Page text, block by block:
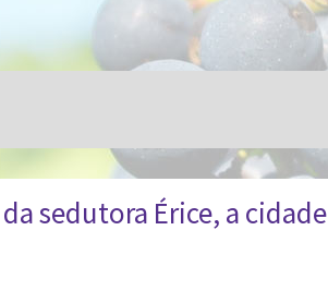
sedutora Érice, a cidade